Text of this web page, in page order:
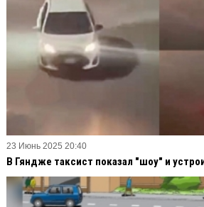
23 Июнь 2025 20:40
В Гяндже таксист показал "шоу" и